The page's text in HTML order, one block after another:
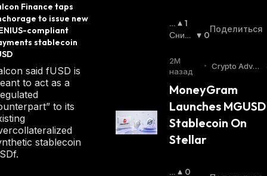
Finance taps
to issue new
compliant
stablecoin
said fUSD is
to act as a
to its
stablecoin
П
О
Ы
Ш
Ю
Щ
И
Й
С
1
Сниж
Йся
0
Поделиться
2М
назад
•
Crypto Adve
MoneyGram
Launches MGUSD
Stablecoin On
Stellar
П
0